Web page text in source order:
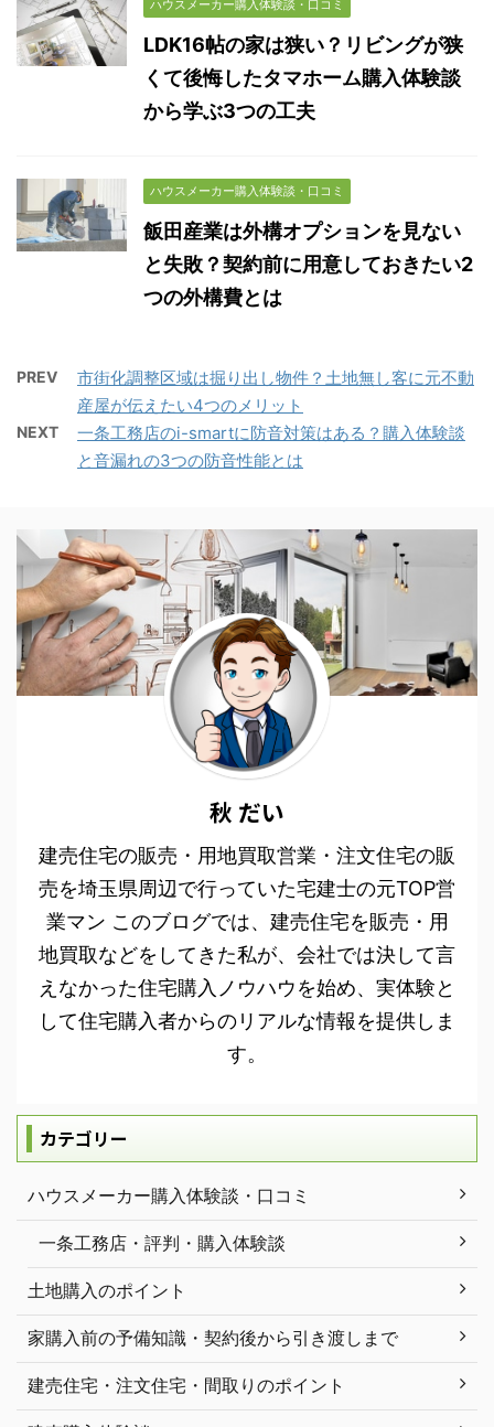
ハウスメーカー購入体験談・口コミ
LDK16帖の家は狭い？リビングが狭
くて後悔したタマホーム購入体験談
から学ぶ3つの工夫
ハウスメーカー購入体験談・口コミ
飯田産業は外構オプションを見ない
と失敗？契約前に用意しておきたい2
つの外構費とは
PREV
市街化調整区域は掘り出し物件？土地無し客に元不動
産屋が伝えたい4つのメリット
NEXT
一条工務店のi-smartに防音対策はある？購入体験談
と音漏れの3つの防音性能とは
秋 だい
建売住宅の販売・用地買取営業・注文住宅の販
売を埼玉県周辺で行っていた宅建士の元TOP営
業マン このブログでは、建売住宅を販売・用
地買取などをしてきた私が、会社では決して言
えなかった住宅購入ノウハウを始め、実体験と
して住宅購入者からのリアルな情報を提供しま
す。
カテゴリー
ハウスメーカー購入体験談・口コミ
一条工務店・評判・購入体験談
土地購入のポイント
家購入前の予備知識・契約後から引き渡しまで
建売住宅・注文住宅・間取りのポイント